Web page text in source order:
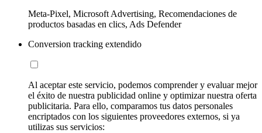
Meta-Pixel, Microsoft Advertising, Recomendaciones de
productos basadas en clics, Ads Defender
Conversion tracking extendido
Al aceptar este servicio, podemos comprender y evaluar mejor
el éxito de nuestra publicidad online y optimizar nuestra oferta
publicitaria. Para ello, comparamos tus datos personales
encriptados con los siguientes proveedores externos, si ya
utilizas sus servicios: